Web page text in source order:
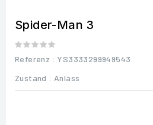
Spider-Man 3
Referenz : YS3333299949543
Zustand : Anlass